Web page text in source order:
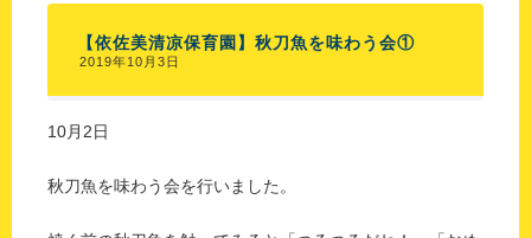
【依佐美清凉保育園】秋刀魚を味わう会①
2019年10月3日
10月2日
秋刀魚を味わう会を行いました。